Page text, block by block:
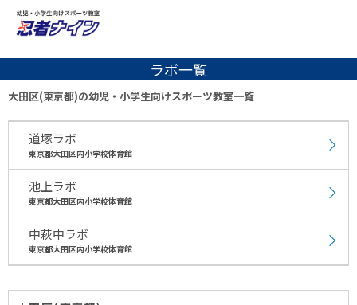
ラボ一覧
大田区(東京都)の幼児・小学生向けスポーツ教室一覧
道塚ラボ
東京都大田区内小学校体育館
池上ラボ
東京都大田区内小学校体育館
中萩中ラボ
東京都大田区内小学校体育館